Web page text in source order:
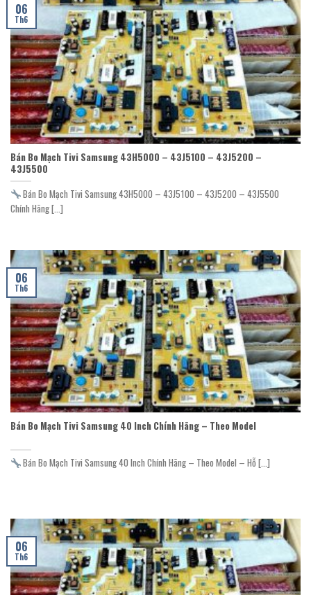
Bán Bo Mạch Tivi Samsung 43H5000 – 43J5100 – 43J5200 –
43J5500
Bán Bo Mạch Tivi Samsung 43H5000 – 43J5100 – 43J5200 – 43J5500
Chính Hãng [...]
06
Th6
Bán Bo Mạch Tivi Samsung 40 Inch Chính Hãng – Theo Model
Bán Bo Mạch Tivi Samsung 40 Inch Chính Hãng – Theo Model – Hỗ [...]
06
Th6
06
Th6